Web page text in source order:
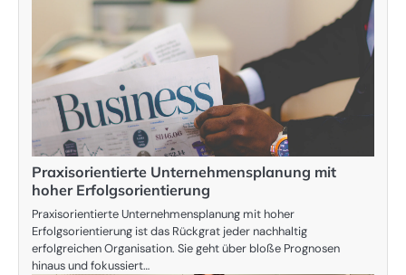
Praxisorientierte Unternehmensplanung mit
hoher Erfolgsorientierung
Praxisorientierte Unternehmensplanung mit hoher
Erfolgsorientierung ist das Rückgrat jeder nachhaltig
erfolgreichen Organisation. Sie geht über bloße Prognosen
hinaus und fokussiert…